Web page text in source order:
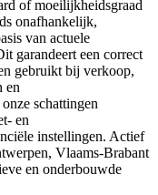
of moeilijkheidsgraad
onafhankelijk,
van actuele
garandeert een correct
gebruikt bij verkoop,
en
schattingen
en
instellingen. Actief
Vlaams-Brabant
en onderbouwde